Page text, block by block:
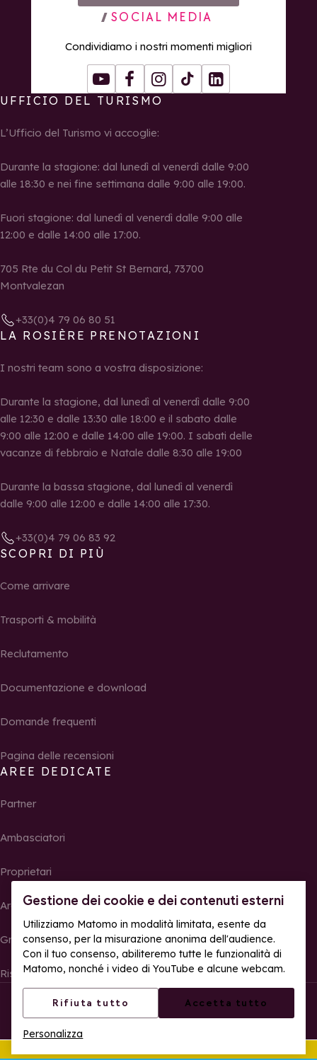
Gestione dei cookie e dei contenuti esterni
Utilizziamo Matomo in modalità limitata, esente da
consenso, per la misurazione anonima dell'audience.
Con il tuo consenso, abiliteremo tutte le funzionalità di
Matomo, nonché i video di YouTube e alcune webcam.
Rifiuta tutto Accetta tutto
Personalizza
SOCIAL MEDIA
Condividiamo i nostri momenti migliori
YoutubeFacebookInstagram
Tiktok LinkedIn
UFFICIO DEL TURISMO
L’Ufficio del Turismo vi accoglie:
Durante la stagione: dal lunedì al venerdì dalle 9:00
alle 18:30 e nei fine settimana dalle 9:00 alle 19:00.
Fuori stagione: dal lunedì al venerdì dalle 9:00 alle
12:00 e dalle 14:00 alle 17:00.
705 Rte du Col du Petit St Bernard, 73700
Montvalezan
+33(0)4 79 06 80 51
LA ROSIÈRE PRENOTAZIONI
I nostri team sono a vostra disposizione:
Durante la stagione, dal lunedì al venerdì dalle 9:00
alle 12:30 e dalle 13:30 alle 18:00 e il sabato dalle
9:00 alle 12:00 e dalle 14:00 alle 19:00. I sabati delle
vacanze di febbraio e Natale dalle 8:30 alle 19:00
Durante la bassa stagione, dal lunedì al venerdì
dalle 9:00 alle 12:00 e dalle 14:00 alle 17:30.
+33(0)4 79 06 83 92
SCOPRI DI PIÙ
Come arrivare
Trasporti & mobilità
Reclutamento
Documentazione e download
Domande frequenti
Pagina delle recensioni
AREE DEDICATE
Partner
Ambasciatori
Proprietari
Area Stampa
Gruppi, seminari e tour operator
Risultati e foto delle gare
© La Rosière – Tutti i diritti riservati
Accessibilità web: parzialmente conforme